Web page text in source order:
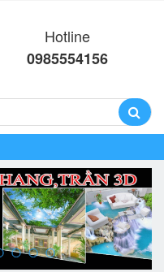
Hotline
0985554156